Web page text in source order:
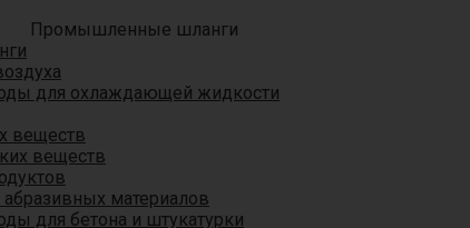
Промышленные шланги
для охлаждающей жидкости
веществ
веществ
материалов
для бетона и штукатурки